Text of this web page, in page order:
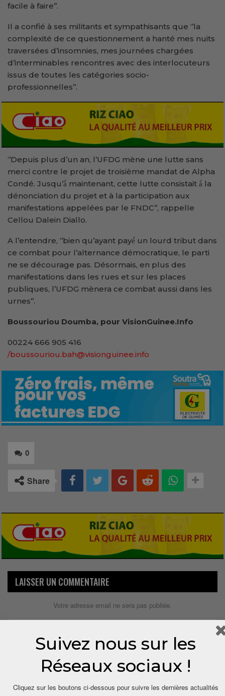
facile à faire’’.
Il a confié à ses militants et sympathisants que ‘’la
complexité de ce questionnement a hanté mes nuits
traversées d’insomnies, mes journées chargées
d’interminables rencontres avec des interlocuteurs
issus de toutes les catégories socio-
professionnelles’’.
‘’Depuis plus d’un an, l’UFDG mène une lutte sans
merci contre le projet de troisième mandat de Alpha
Condé. Jusqu’à̀ maintenant, cette lutte consistait à̀ la
dénonciation du projet et à la participation aux
manifestations appelées par le FNDC’’, rappelle
Cellou Dalein Diallo.
A l’entendre, ‘’bien qu’ayant payé́ un lourd tribut dans
ce combat pour l’alternance démocratique, le parti
ne se décourage pas. Désormais, en plus des
manifestations dans les rues et sur les places
publiques, l’UFDG mènera ce combat aussi dans les
urnes’’.
Boussouriou Doumba, pour VisionGuinee.Info
00224 666 905 416
/boussouriou.bah@visionguinee.info
0
Share
LAISSER UN COMMENTAIRE
Votre adresse email ne sera pas publiée.
Suivez nous sur les
Réseaux sociaux !
Cliquez sur les boutons ci-dessous pour suivre les dernières actualités